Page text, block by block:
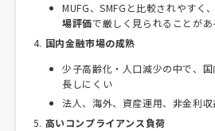
MUFG、SMFGと比較されやすく、
場評価で厳しく見られることがあ
国内金融市場の成熟
少子高齢化・人口減少の中で、
長しにくい
法人、海外、資産運用、非金利
高いコンプライアンス負荷